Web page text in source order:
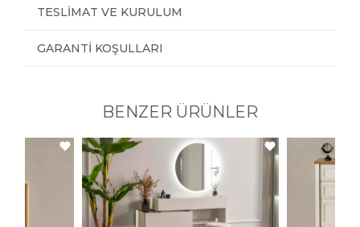
TESLIMAT VE KURULUM
GARANTI KOŞULLARI
BENZER ÜRÜNLER